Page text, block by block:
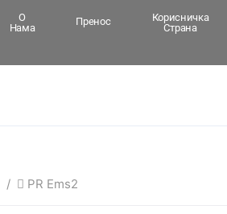
О
Нама
Пренос
Корисничка
Страна
PR Ems2